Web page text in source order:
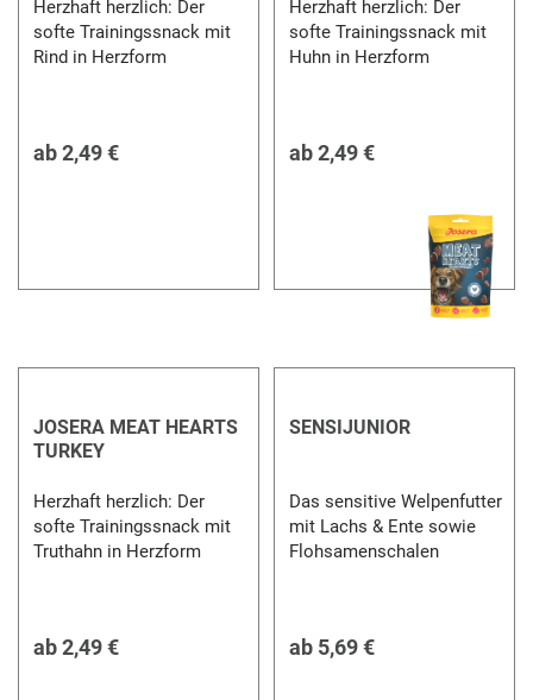
Herzhaft herzlich: Der
softe Trainingssnack mit
Rind in Herzform
ab2,49 €
Herzhaft herzlich: Der
softe Trainingssnack mit
Huhn in Herzform
ab2,49 €
JOSERA MEAT HEARTS
TURKEY
Herzhaft herzlich: Der
softe Trainingssnack mit
Truthahn in Herzform
ab2,49 €
SENSIJUNIOR
Das sensitive Welpenfutter
mit Lachs & Ente sowie
Flohsamenschalen
ab 5,69 €